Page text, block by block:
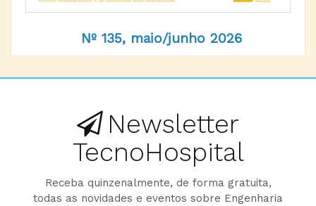
Nº 135, maio/junho 2026
Newsletter
TecnoHospital
Receba quinzenalmente, de forma gratuita,
todas as novidades e eventos sobre Engenharia